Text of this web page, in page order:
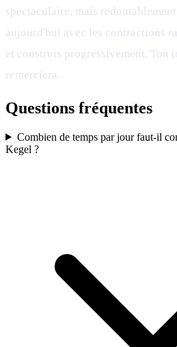
spectaculaire, mais
aujourd'hui avec les contractions
et construis progressivement. Ton
remerciera.
Questions fréquentes
Combien de temps par jour faut-il
Kegel ?